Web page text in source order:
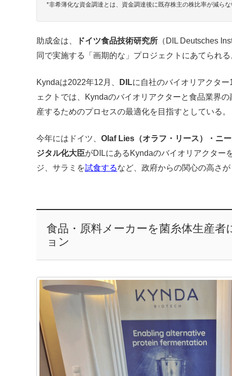
*非希薄化な資金調達とは、資金調達後に既存株主の株比率が減らな
助成金は、 ドイツ食品技術研究所 （DIL Deutsches
同で実施する「画期的な」プロジェクトにあてられる
Kyndaは2022年12月、 DILに自社のバイオリアクター
ェクトでは、Kyndaのバイオリアクターと食品業界
産するためのプロセスの最適化を目指すとしている。
今年にはドイツ、 Olaf Lies（オラフ・リース）・ニ
ジタル化大臣がDILにあるKyndaのバイオリアクター
ジ、サラミを試食するなど、政府からの関心の高さが
食品・原料メーカーを菌糸体生産
ョン